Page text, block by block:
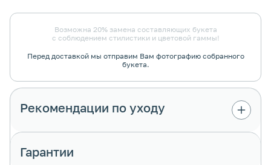
Возможна 20% замена составляющих букета
с соблюдением стилистики и цветовой гаммы!
Перед доставкой мы отправим Вам фотографию собранного
букета.
Рекомендации по уходу
Гарантии